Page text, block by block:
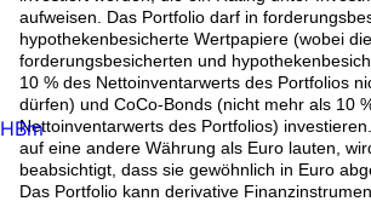
aufweisen. Das Portfolio darf in
hypothekenbesicherte Wertpapiere (wobei die
forderungsbesicherten und
10 % des Nettoinventarwerts des Portfolios
dürfen) und CoCo-Bonds (nicht mehr als 10
Nettoinventarwerts des Portfolios)
auf eine andere Währung als Euro lauten,
beabsichtigt, dass sie gewöhnlich in Euro
Das Portfolio kann derivative
HBm